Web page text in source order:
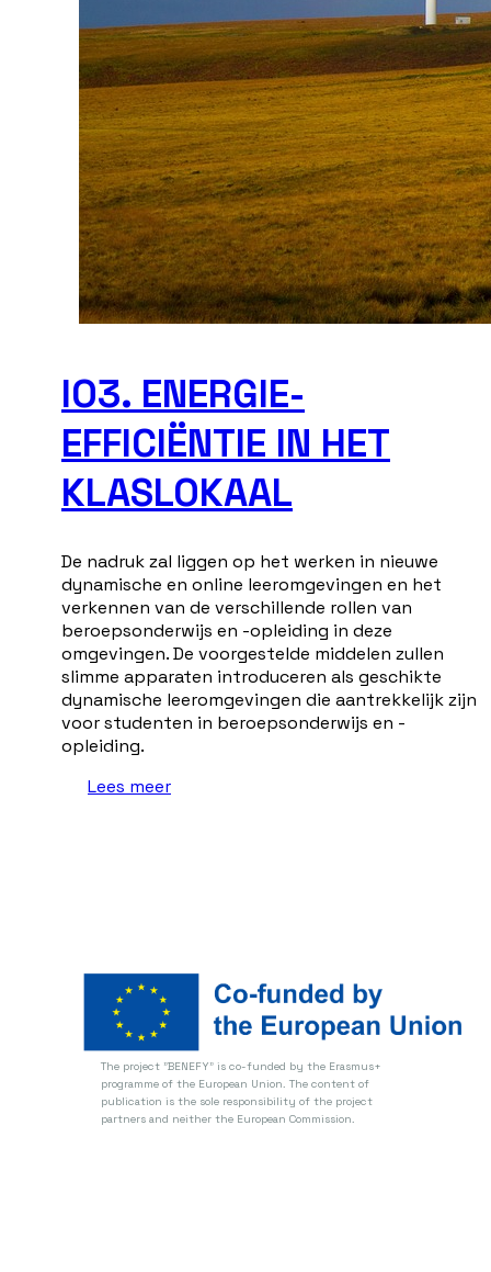
IO3. ENERGIE-
EFFICIËNTIE IN HET
KLASLOKAAL
De nadruk zal liggen op het werken in nieuwe
dynamische en online leeromgevingen en het
verkennen van de verschillende rollen van
beroepsonderwijs en -opleiding in deze
omgevingen. De voorgestelde middelen zullen
slimme apparaten introduceren als geschikte
dynamische leeromgevingen die aantrekkelijk zijn
voor studenten in beroepsonderwijs en -
opleiding.
Lees meer
The project "BENEFY" is co-funded by the Erasmus+
programme of the European Union. The content of
publication is the sole responsibility of the project
partners and neither the European Commission.